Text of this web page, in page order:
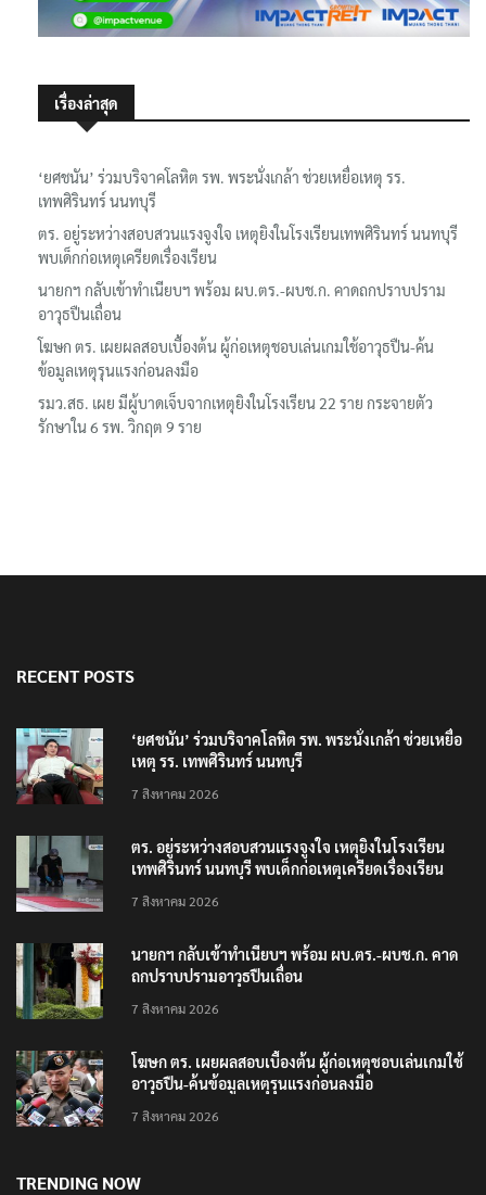
เรื่องล่าสุด
‘ยศชนัน’ ร่วมบริจาคโลหิต รพ. พระนั่งเกล้า ช่วยเหยื่อเหตุ รร.
เทพศิรินทร์ นนทบุรี
ตร. อยู่ระหว่างสอบสวนแรงจูงใจ เหตุยิงในโรงเรียนเทพศิรินทร์ นนทบุรี
พบเด็กก่อเหตุเครียดเรื่องเรียน
นายกฯ กลับเข้าทำเนียบฯ พร้อม ผบ.ตร.-ผบช.ก. คาดถกปราบปราม
อาวุธปืนเถื่อน
โฆษก ตร. เผยผลสอบเบื้องต้น ผู้ก่อเหตุชอบเล่นเกมใช้อาวุธปืน-ค้น
ข้อมูลเหตุรุนแรงก่อนลงมือ
รมว.สธ. เผย มีผู้บาดเจ็บจากเหตุยิงในโรงเรียน 22 ราย กระจายตัว
รักษาใน 6 รพ. วิกฤต 9 ราย
RECENT POSTS
‘ยศชนัน’ ร่วมบริจาคโลหิต รพ. พระนั่งเกล้า ช่วยเหยื่อ
เหตุ รร. เทพศิรินทร์ นนทบุรี
7 สิงหาคม 2026
ตร. อยู่ระหว่างสอบสวนแรงจูงใจ เหตุยิงในโรงเรียน
เทพศิรินทร์ นนทบุรี พบเด็กก่อเหตุเครียดเรื่องเรียน
7 สิงหาคม 2026
นายกฯ กลับเข้าทำเนียบฯ พร้อม ผบ.ตร.-ผบช.ก. คาด
ถกปราบปรามอาวุธปืนเถื่อน
7 สิงหาคม 2026
โฆษก ตร. เผยผลสอบเบื้องต้น ผู้ก่อเหตุชอบเล่นเกมใช้
อาวุธปืน-ค้นข้อมูลเหตุรุนแรงก่อนลงมือ
7 สิงหาคม 2026
TRENDING NOW